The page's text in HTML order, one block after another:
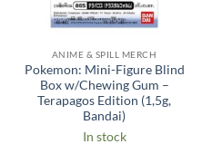
ANIME & SPILL MERCH
Pokemon: Mini-Figure Blind
Box w/Chewing Gum –
Terapagos Edition (1,5g,
Bandai)
In stock